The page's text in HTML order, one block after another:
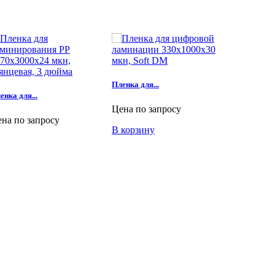
для...
по запросу
Пленка для...
Цена по запросу
В корзину